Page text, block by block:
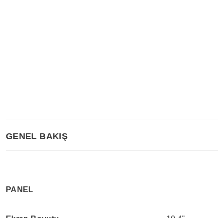
GENEL BAKIŞ
PANEL